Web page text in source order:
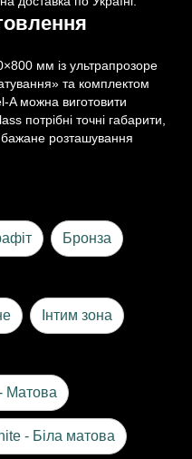
мм із ультрапрозоре
та комплектом
A можна виготовити
потрібні точні габарити,
бажане розташування
Бронза
Інтим зона
Матова
- Біла матова